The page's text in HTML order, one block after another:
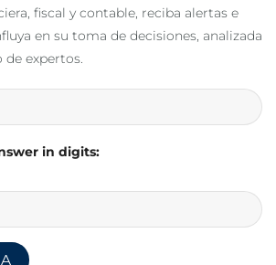
fiscal y contable, reciba alertas e
en su toma de decisiones, analizada
expertos.
in digits: